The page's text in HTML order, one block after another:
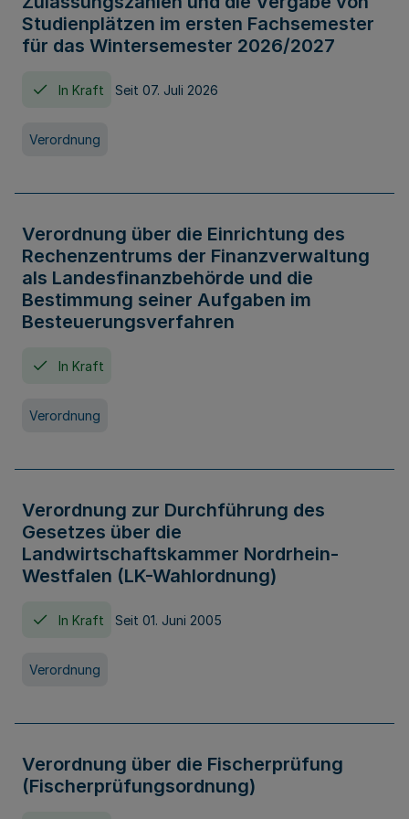
Studienplätzen im ersten Fachsemester
für das Wintersemester 2026/2027
In Kraft Seit 07. Juli 2026
Verordnung
Verordnung über die Einrichtung des
Rechenzentrums der Finanzverwaltung
als Landesfinanzbehörde und die
Bestimmung seiner Aufgaben im
Besteuerungsverfahren
In Kraft
Verordnung
Verordnung zur Durchführung des
Gesetzes über die
Landwirtschaftskammer Nordrhein-
Westfalen (LK-Wahlordnung)
In Kraft Seit 01. Juni 2005
Verordnung
Verordnung über die Fischerprüfung
(Fischerprüfungsordnung)